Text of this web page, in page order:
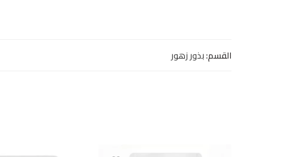
القسم:بذور زهور